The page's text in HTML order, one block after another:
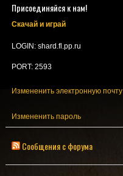
Присоединяйся к нам!
Скачай и играй
LOGIN: shard.fl.pp.ru
PORT: 2593
Измененить электронную почту
Измененить пароль
Сообщения с форума